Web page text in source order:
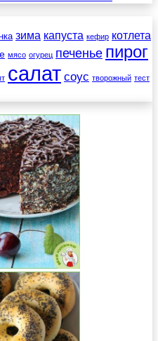
зима капуста кефир котлета
мясо огурец печенье пирог
салат соус творожный тест